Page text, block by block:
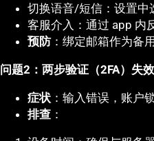
切换语音/短信：设置中
客服介入：通过 app 内
预防：绑定邮箱作为备用
问题2：两步验证（2FA）失
症状 ：输入错误，账户锁
排查 ：